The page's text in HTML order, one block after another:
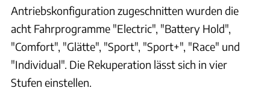
Antriebskonfiguration zugeschnitten wurden die
acht Fahrprogramme "Electric", "Battery Hold",
"Comfort", "Glätte", "Sport", "Sport+", "Race" und
"Individual". Die Rekuperation lässt sich in vier
Stufen einstellen.